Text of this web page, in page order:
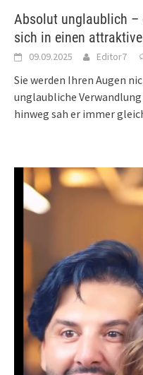
Absolut unglaublich –
sich in einen
09.09.2025 Editor7
Sie werden Ihren Augen
unglaubliche Verwandlung
hinweg sah er immer